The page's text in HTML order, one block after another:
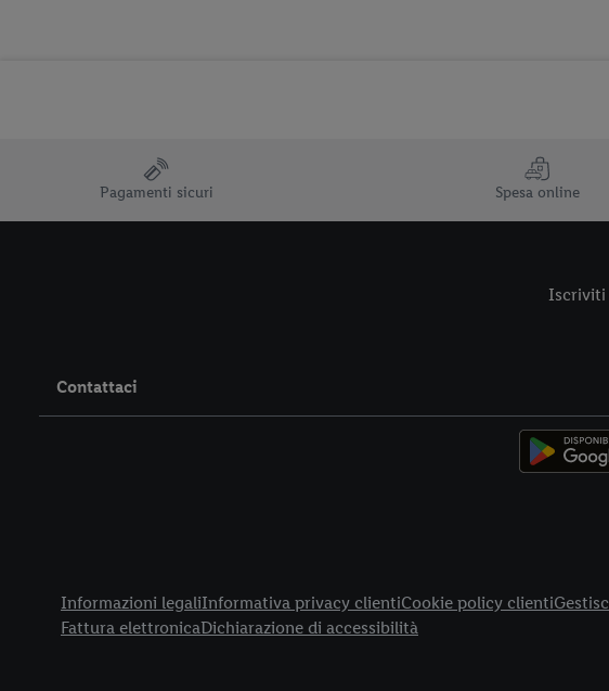
Pagamenti sicuri Spesa online
Iscriviti
Contattaci
Informazioni legaliInformativa privacy clientiCookie policy clienti
Fattura elettronicaDichiarazione di accessibilità